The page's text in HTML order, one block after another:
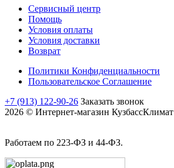
Сервисный центр
Помощь
Условия оплаты
Условия доставки
Возврат
Политики Конфиденциальности
Пользовательское Соглашение
+7 (913) 122-90-26 Заказать звонок
2026 © Интернет-магазин КузбассКлимат
Работаем по 223-ФЗ и 44-ФЗ.